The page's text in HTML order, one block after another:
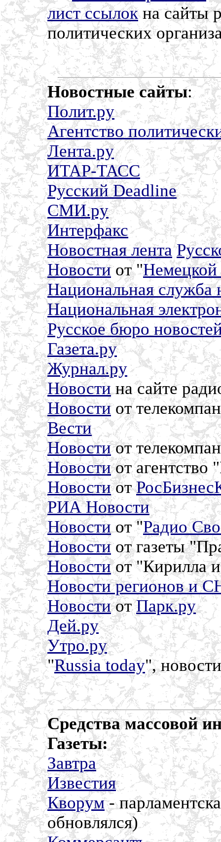
лист ссылокна сайты
политических
Новостные сайты:
Полит.ру
Агентство
Лента.ру
ИТАР-ТАСС
Русский Deadline
СМИ.ру
Интерфакс
Новостная лента
Новостиот "
Национальная служба
Национальная
Русское бюро
Газета.ру
Журнал.ру
Новостина сайте
Новостиот
Вести
Новостиот
Новостиот
Новостиот
РИА Новости
Новостиот "Радио
Новостиот газеты
Новостиот "Кирилла
Новости регионов и
НовостиотПарк.ру
Дей.ру
Утро.ру
"Russia today",
Средства массовой
Газеты:
Завтра
Известия
Кворум-
обновлялся)